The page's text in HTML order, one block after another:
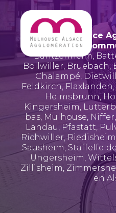
Mulhouse Alsace
regroupe 39
Bantzenheim,
Bollwiller, Bruebach,
Chalampé,
Feldkirch, Flaxlanden,
Heimsbrunn,
Kingersheim,
bas, Mulhouse, Niffer,
Landau, Pfastatt,
Richwiller, Riedisheim
Sausheim,
Ungersheim,
Zillisheim,
en